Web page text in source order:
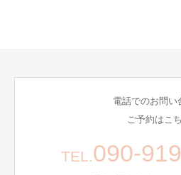
電話でのお問い
ご予約はこ
TEL.090-